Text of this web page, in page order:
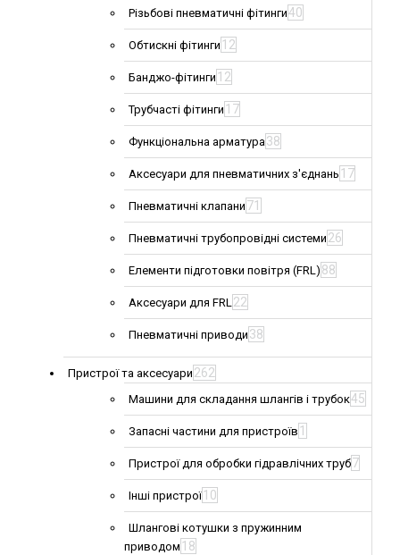
Різьбові пневматичні фітинги40
Обтискні фітинги 12
Банджо-фітинги 12
Трубчасті фітинги 17
Функціональна арматура38
Аксесуари для пневматичних з'єднань 17
Пневматичні клапани 71
Пневматичні трубопровідні системи 26
Елементи підготовки повітря (FRL) 88
Аксесуари для FRL22
Пневматичні приводи 38
Пристрої та аксесуари 262
Машини для складання шлангів і трубок45
Запасні частини для пристроїв 1
Пристрої для обробки гідравлічних труб7
Інші пристрої 10
Шлангові котушки з пружинним
приводом 18